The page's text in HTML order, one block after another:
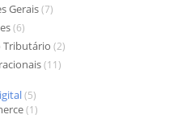
Gerais(7)
(6)
Tributário (2)
(11)
(5)
(1)